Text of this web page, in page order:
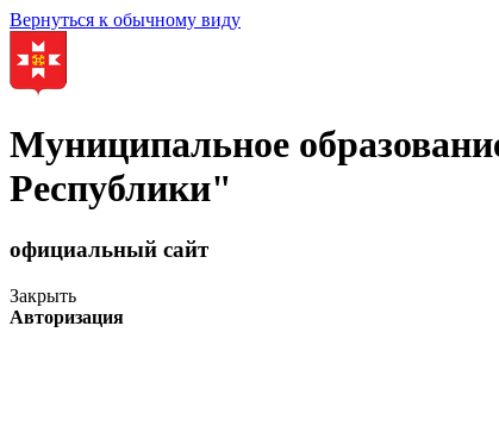
Вернуться к обычному виду
Муниципальное
Республики"
официальный сайт
Закрыть
Авторизация